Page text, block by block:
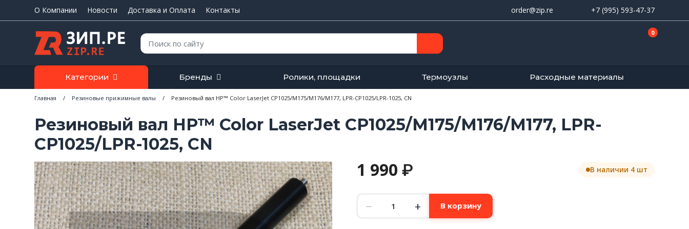
О Компании Новости Доставка и Оплата Контакты order@zip.re +7 (995) 593-47-37
Поиск: 0
Категории Бренды Ролики, площадки Термоузлы Расходные материалы
Главная / Резиновые прижимные валы / Резиновый вал HP™ Color LaserJet CP1025/M175/M176/M177, LPR-CP1025/LPR-1025, CN
Резиновый вал HP™ Color LaserJet CP1025/M175/M176/M177, LPR-
CP1025/LPR-1025, CN
1 990₽ В наличии 4 шт
Количество
товара
Резиновый
− + В корзину